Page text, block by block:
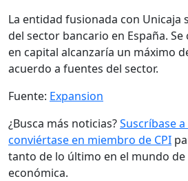
La entidad fusionada con Unicaja
del sector bancario en España.
en capital alcanzaría un máximo
acuerdo a fuentes del sector.
Fuente: Expansion
¿Busca más noticias?Suscríbase
conviértase en miembro de CPI
tanto de lo último en el mundo de
económica.